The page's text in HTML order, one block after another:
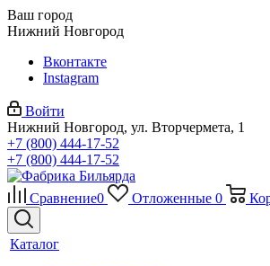
Ваш город
Нижний Новгород
Вконтакте
Instagram
Войти
Нижний Новгород, ул. Вторчермета, 1
+7 (800) 444-17-52
+7 (800) 444-17-52
Сравнение0 Отложенные 0
Каталог